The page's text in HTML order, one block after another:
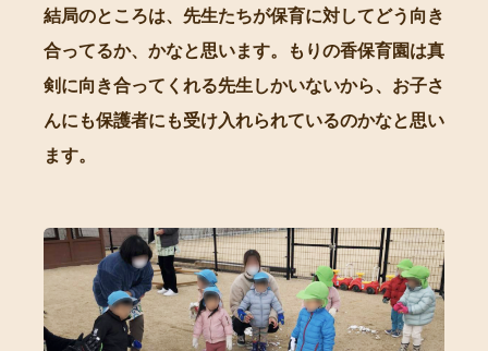
結局のところは、先生たちが保育に対してどう向き
合ってるか、かなと思います。もりの香保育園は真
剣に向き合ってくれる先生しかいないから、お子さ
んにも保護者にも受け入れられているのかなと思い
ます。